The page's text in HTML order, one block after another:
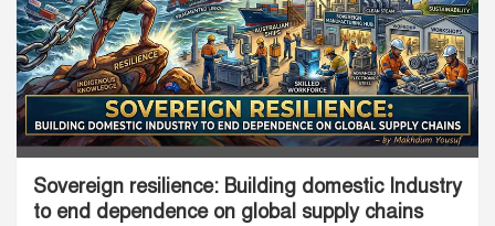
Sovereign resilience: Building domestic Industry
to end dependence on global supply chains